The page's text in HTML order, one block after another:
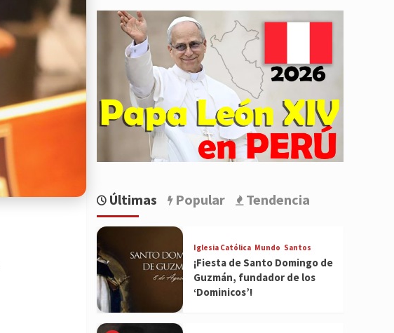
Últimas Popular Tendencia
Iglesia Católica Mundo Santos
¡Fiesta de Santo Domingo de
Guzmán, fundador de los
‘Dominicos’!